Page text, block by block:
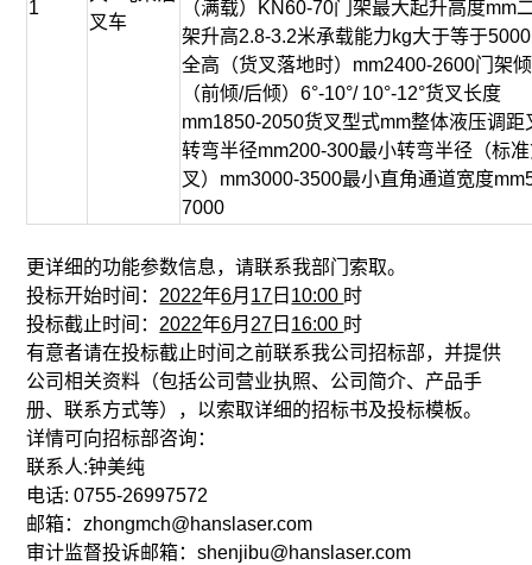
1
叉车
（满载）KN60-70门架最大起升高度mm
架升高2.8-3.2米承载能力kg大于等于
全高（货叉落地时）mm2400-2600门架
（前倾/后倾）6°-10°/ 10°-12°货叉长度
mm1850-2050货叉型式mm整体液压调距
转弯半径mm200-300最小转弯半径（标
叉）mm3000-3500最小直角通道宽度
7000
更详细的功能参数信息，请联系我部门索取。
投标开始时间： 2022年6月 17 日 10:00 时
投标截止时间： 2022年6月 27 日 16:00 时
有意者请在投标截止时间之前联系我公司招标部，并提供
公司相关资料（包括公司营业执照、公司简介、产品手
册、联系方式等），以索取详细的招标书及投标模板。
详情可向招标部咨询：
联系人:钟美纯
电话: 0755-26997572
邮箱：zhongmch@hanslaser.com
审计监督投诉邮箱：shenjibu@hanslaser.com